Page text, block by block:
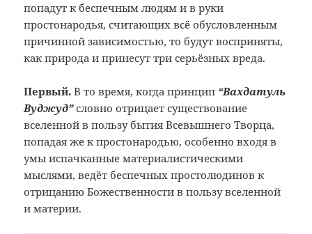
попадут к беспечным людям и в руки
простонародья, считающих всё обусловленным
причинной зависимостью, то будут восприняты,
как природа и принесут три серьёзных вреда.
Первый. В то время, когда принцип “Вахдатуль
Вуджуд”словно отрицает существование
вселенной в пользу бытия Всевышнего Творца,
попадая же к простонародью, особенно входя в
умы испачканные материалистическими
мыслями, ведёт беспечных простолюдинов к
отрицанию Божественности в пользу вселенной
и материи.